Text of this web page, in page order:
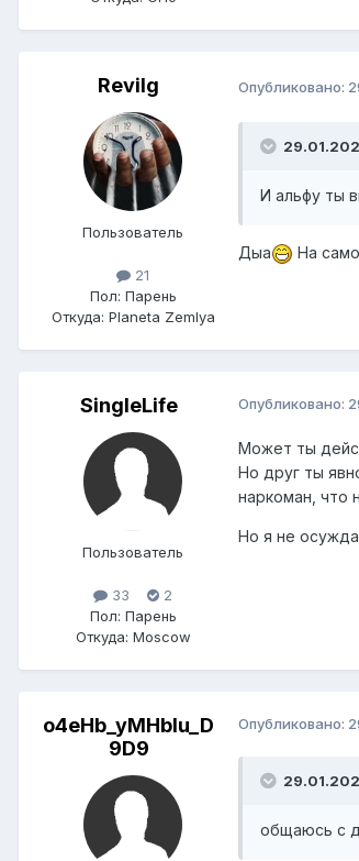
Revilg
Пользователь
21
Пол: Парень
Откуда: Planeta Zemlya
Опубликовано:
И альфу ты
Дыа На
SingleLife
Пользователь
33
2
Пол: Парень
Откуда: Moscow
Опубликовано:
Может ты
Но друг ты
наркоман, что
Но я не
o4eHb_yMHbIu_D
9D9
Опубликовано:
общаюсь с